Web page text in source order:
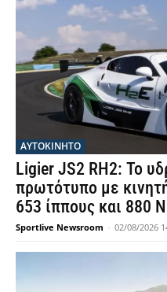
ΑΥΤΟΚΙΝΗΤΟ
Ligier JS2 RH2: Το
πρωτότυπο με
653 ίππους και 880
Sportlive Newsroom - 02/08/2026